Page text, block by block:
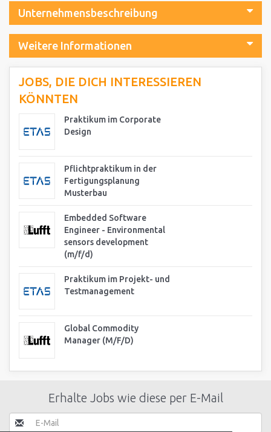
Unternehmensbeschreibung
Weitere Informationen
JOBS, DIE DICH INTERESSIEREN
KÖNNTEN
Praktikum im Corporate
Design
Pflichtpraktikum in der
Fertigungsplanung
Musterbau
Embedded Software
Engineer - Environmental
sensors development
(m/f/d)
Praktikum im Projekt- und
Testmanagement
Global Commodity
Manager (M/F/D)
Erhalte Jobs wie diese per E-Mail